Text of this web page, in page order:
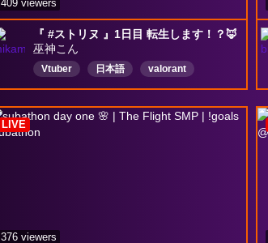
『 #ストリヌ 』1日目 転生します！？🦊
巫神こん
Vtuber 日本語
valorant
スト6
409 viewers
LIVE
376 viewers